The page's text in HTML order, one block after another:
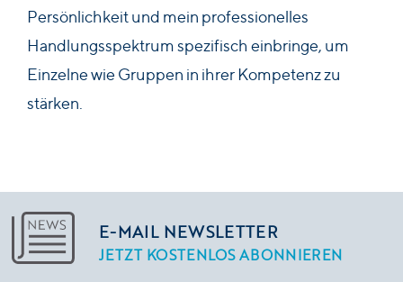
Persönlichkeit und mein professionelles
Handlungsspektrum spezifisch einbringe, um
Einzelne wie Gruppen in ihrer Kompetenz zu
stärken.
E-MAIL NEWSLETTER
JETZT KOSTENLOS ABONNIEREN